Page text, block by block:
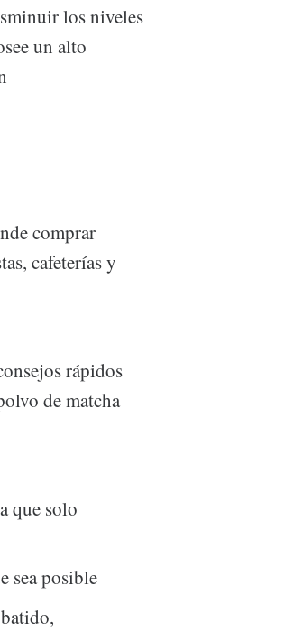
los niveles
alto
comprar
cafeterías y
rápidos
de matcha
que solo
sea posible